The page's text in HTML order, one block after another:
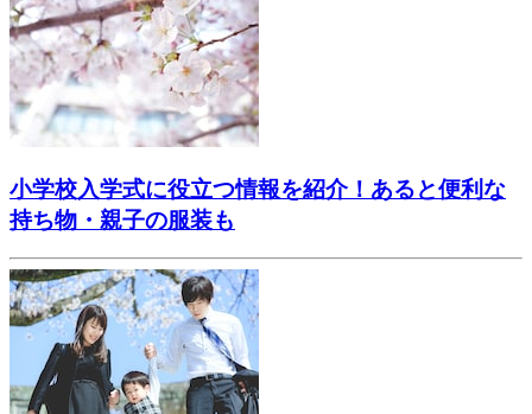
小学校入学式に役立つ情報を紹介！あると便利な
持ち物・親子の服装も